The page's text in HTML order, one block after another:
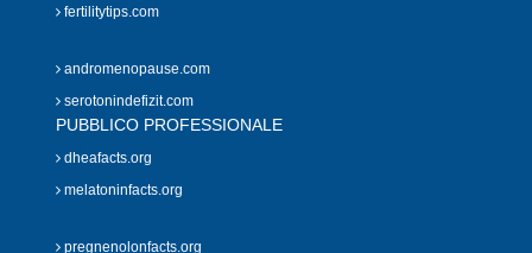
fertilitytips.com
andromenopause.com
serotonindefizit.com
PUBBLICO PROFESSIONALE
dheafacts.org
melatoninfacts.org
pregnenolonfacts.org